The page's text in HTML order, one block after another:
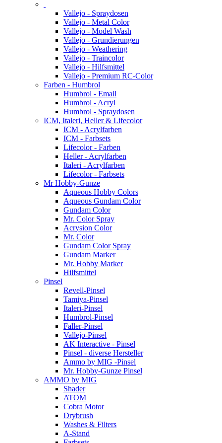
Vallejo - Spraydosen
Vallejo - Metal Color
Vallejo - Model Wash
Vallejo - Grundierungen
Vallejo - Weathering
Vallejo - Traincolor
Vallejo - Hilfsmittel
Vallejo - Premium RC-Color
Farben - Humbrol
Humbrol - Email
Humbrol - Acryl
Humbrol - Spraydosen
ICM, Italeri, Heller & Lifecolor
ICM - Acrylfarben
ICM - Farbsets
Lifecolor - Farben
Heller - Acrylfarben
Italeri - Acrylfarben
Lifecolor - Farbsets
Mr Hobby-Gunze
Aqueous Hobby Colors
Aqueous Gundam Color
Gundam Color
Mr. Color Spray
Acrysion Color
Mr. Color
Gundam Color Spray
Gundam Marker
Mr. Hobby Marker
Hilfsmittel
Pinsel
Revell-Pinsel
Tamiya-Pinsel
Italeri-Pinsel
Humbrol-Pinsel
Faller-Pinsel
Vallejo-Pinsel
AK Interactive - Pinsel
Pinsel - diverse Hersteller
Ammo by MIG -Pinsel
Mr. Hobby-Gunze Pinsel
AMMO by MIG
Shader
ATOM
Cobra Motor
Drybrush
Washes & Filters
A-Stand